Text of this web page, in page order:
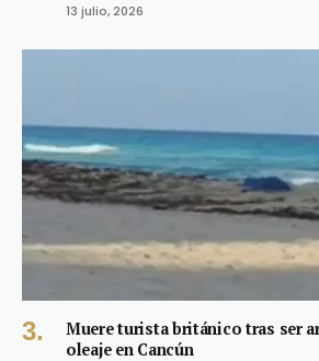
13 julio, 2026
Muere turista británico tras ser
oleaje en Cancún